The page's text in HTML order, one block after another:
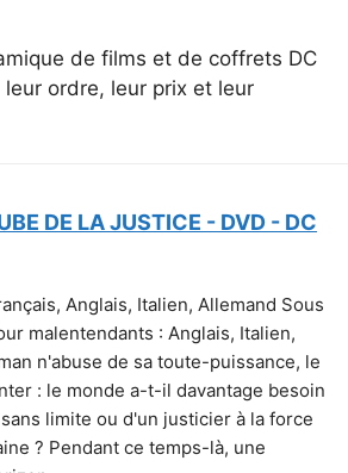
de films et de coffrets DC
ordre, leur prix et leur
DE LA JUSTICE - DVD - DC
Anglais, Italien, Allemand Sous
malentendants : Anglais, Italien,
n'abuse de sa toute-puissance, le
: le monde a-t-il davantage besoin
limite ou d'un justicier à la force
? Pendant ce temps-là, une